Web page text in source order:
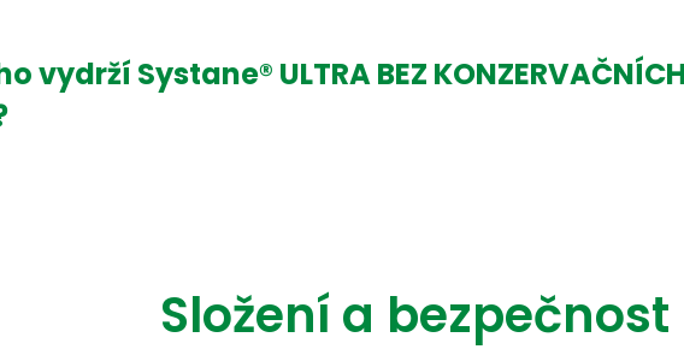
vydrží Systane® ULTRA BEZ
Složení a bezpečnost